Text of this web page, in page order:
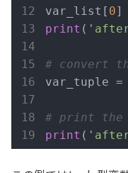
var_list[ 0]
print (
# convert
var_tuple
# print the
print (